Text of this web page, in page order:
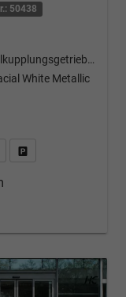
50438
Doppelkupplungsgetriebe (DSG)
White Metallic
& Angebot anfordern
PDF-Datei, Fahrzeugexposé